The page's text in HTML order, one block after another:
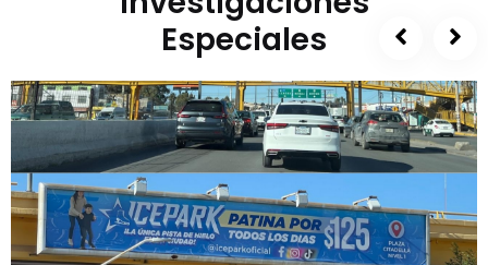
Especiales